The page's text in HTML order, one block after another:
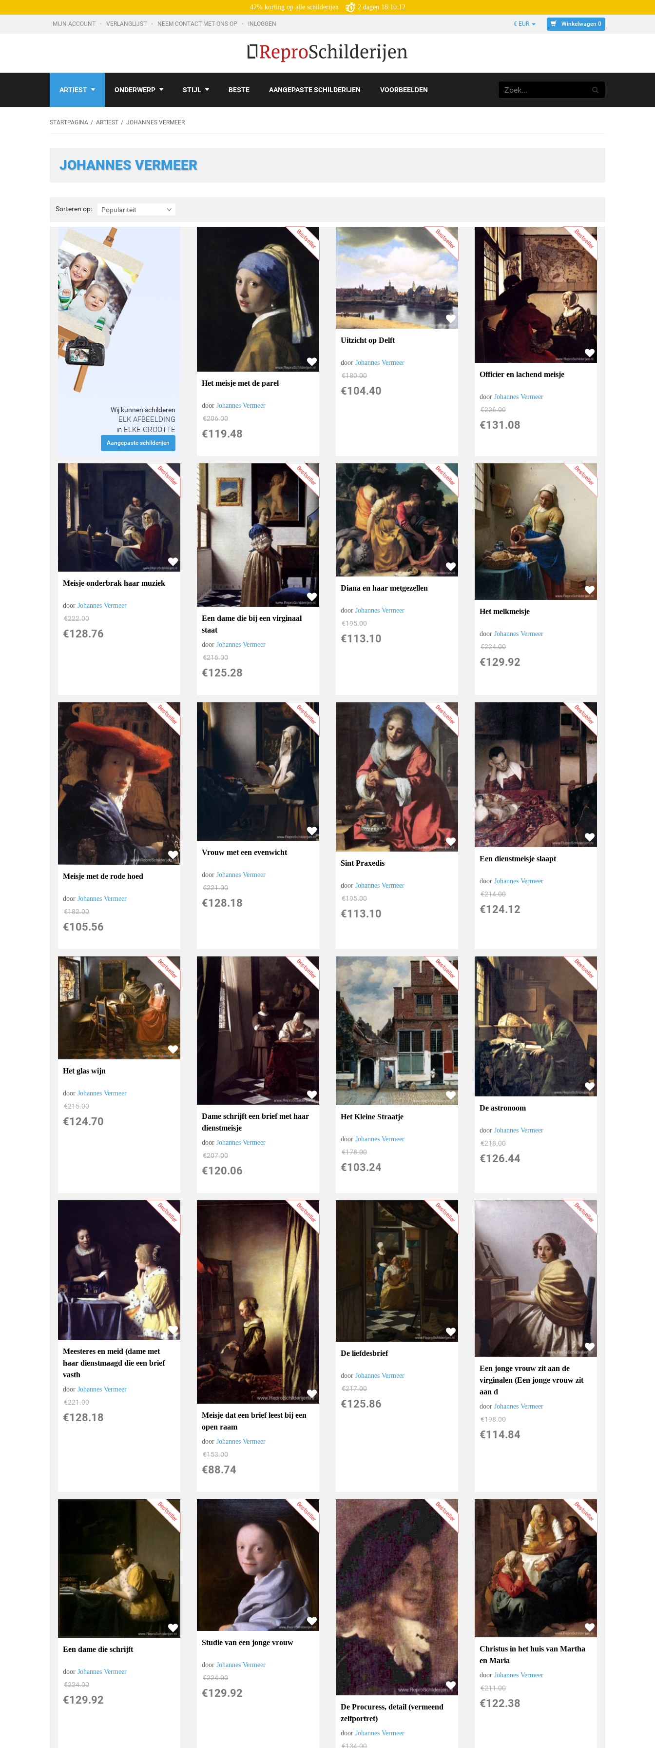
42% korting op alle schilderijen 2 dagen 18:10:10
MIJN ACCOUNT VERLANGLIJST NEEM CONTACT MET ONS OP INLOGGEN € EUR Winkelwagen 0
ARTIEST ONDERWERP STIJL BESTE AANGEPASTE SCHILDERIJEN VOORBEELDEN
STARTPAGINA ARTIEST JOHANNES VERMEER
JOHANNES VERMEER
Sorteren op: Populariteit
Sorteren
op:
Wij kunnen schilderen
ELK AFBEELDING
in ELKE GROOTTE
Aangepaste schilderijen
Bestseller
Het meisje met de parel
doorJohannes Vermeer
€206.00
€119.48
Bestseller
Uitzicht op Delft
doorJohannes Vermeer
€180.00
€104.40
Bestseller
Officier en lachend meisje
doorJohannes Vermeer
€226.00
€131.08
Bestseller
Meisje onderbrak haar muziek
doorJohannes Vermeer
€222.00
€128.76
Bestseller
Een dame die bij een virginaal
staat
doorJohannes Vermeer
€216.00
€125.28
Bestseller
Diana en haar metgezellen
doorJohannes Vermeer
€195.00
€113.10
Bestseller
Het melkmeisje
doorJohannes Vermeer
€224.00
€129.92
Bestseller
Meisje met de rode hoed
doorJohannes Vermeer
€182.00
€105.56
Bestseller
Vrouw met een evenwicht
doorJohannes Vermeer
€221.00
€128.18
Bestseller
Sint Praxedis
doorJohannes Vermeer
€195.00
€113.10
Bestseller
Een dienstmeisje slaapt
doorJohannes Vermeer
€214.00
€124.12
Bestseller
Het glas wijn
doorJohannes Vermeer
€215.00
€124.70
Bestseller
Dame schrijft een brief met haar
dienstmeisje
doorJohannes Vermeer
€207.00
€120.06
Bestseller
Het Kleine Straatje
doorJohannes Vermeer
€178.00
€103.24
Bestseller
De astronoom
doorJohannes Vermeer
€218.00
€126.44
Bestseller
Meesteres en meid (dame met
haar dienstmaagd die een brief
vasth
doorJohannes Vermeer
€221.00
€128.18
Bestseller
Meisje dat een brief leest bij een
open raam
doorJohannes Vermeer
€153.00
€88.74
Bestseller
De liefdesbrief
doorJohannes Vermeer
€217.00
€125.86
Bestseller
Een jonge vrouw zit aan de
virginalen (Een jonge vrouw zit
aan d
doorJohannes Vermeer
€198.00
€114.84
Bestseller
Een dame die schrijft
doorJohannes Vermeer
€224.00
€129.92
Bestseller
Studie van een jonge vrouw
doorJohannes Vermeer
€224.00
€129.92
Bestseller
De Procuress, detail (vermeend
zelfportret)
doorJohannes Vermeer
€134.00
Bestseller
Christus in het huis van Martha
en Maria
doorJohannes Vermeer
€211.00
€122.38